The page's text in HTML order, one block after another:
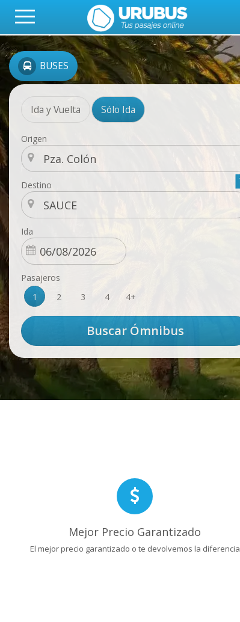
BUSES
Ida y Vuelta Sólo Ida
Origen
Destino
Ida
Pasajeros
1
2 3 4 4+
Mejor Precio Garantizado
El mejor precio garantizado o te devolvemos la diferencia